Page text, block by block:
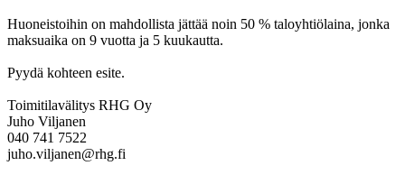
Huoneistoihin on mahdollista jättää noin 50 % taloyhtiölaina, jonka
maksuaika on 9 vuotta ja 5 kuukautta.
Pyydä kohteen esite.
Toimitilavälitys RHG Oy
Juho Viljanen
040 741 7522
juho.viljanen@rhg.fi